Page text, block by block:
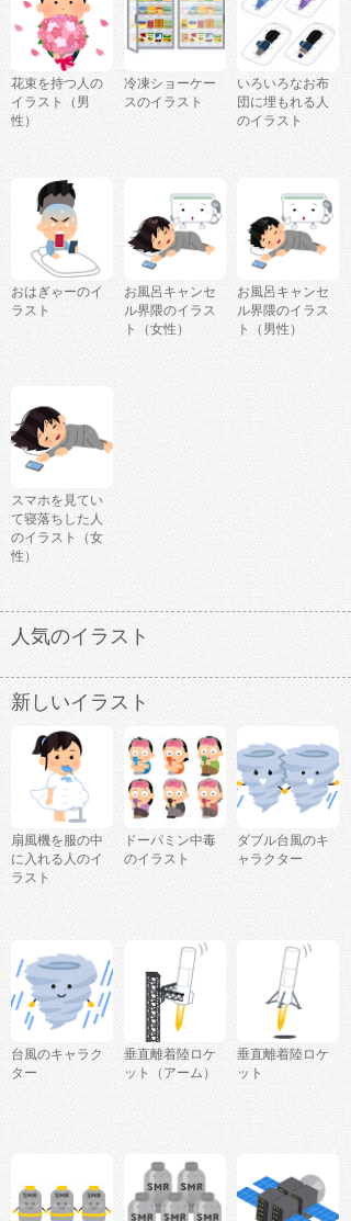
花束を持つ人の
イラスト（男
性）
冷凍ショーケー
スのイラスト
いろいろなお布
団に埋もれる人
のイラスト
おはぎゃーのイ
ラスト
お風呂キャンセ
ル界隈のイラス
ト（女性）
お風呂キャンセ
ル界隈のイラス
ト（男性）
スマホを見てい
て寝落ちした人
のイラスト（女
性）
人気のイラスト
新しいイラスト
扇風機を服の中
に入れる人のイ
ラスト
ドーパミン中毒
のイラスト
ダブル台風のキ
ャラクター
台風のキャラク
ター
垂直離着陸ロケ
ット（アーム）
垂直離着陸ロケ
ット